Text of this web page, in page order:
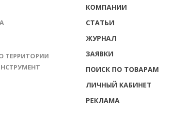
ТЕРРИТОРИИ
КОМПАНИИ
СТАТЬИ
ЖУРНАЛ
ЗАЯВКИ
ПОИСК ПО ТОВАРАМ
ЛИЧНЫЙ КАБИНЕТ
РЕКЛАМА